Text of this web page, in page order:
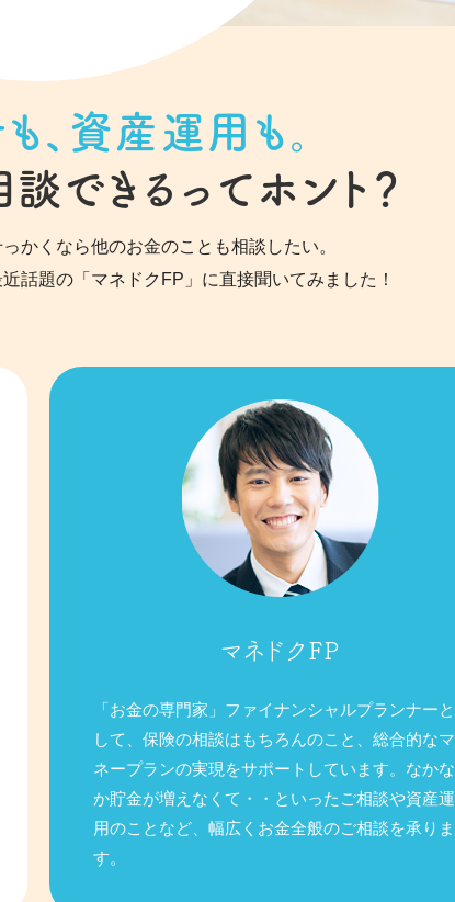
、資産運用も。
談できるってホント？
かくなら他のお金のことも相談したい。
話題の「マネドクFP」に直接聞いてみました！
マネドクFP
「お金の専門家」ファイナンシャルプランナーと
して、保険の相談はもちろんのこと、総合的なマ
ネープランの実現をサポートしています。なかな
か貯金が増えなくて・・といったご相談や資産運
用のことなど、幅広くお金全般のご相談を承りま
す。